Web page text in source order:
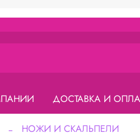
ДОСТАВКА И
НОЖИ И СКАЛЬПЕЛИ